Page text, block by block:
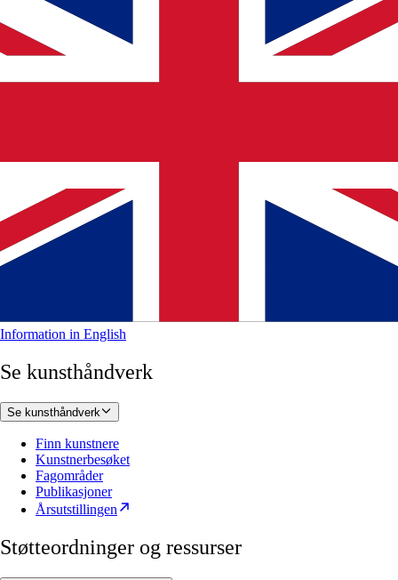
Information in English
Se kunsthåndverk
Se kunsthåndverk
Finn kunstnere
Kunstnerbesøket
Fagområder
Publikasjoner
Årsutstillingen
Støtteordninger og ressurser